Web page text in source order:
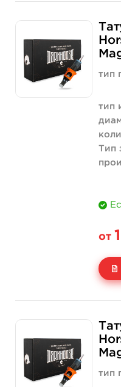
Количество
1 700
тип
тип
Тип
от
Количество
1 870
тип